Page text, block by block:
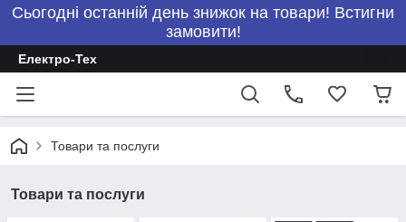
Сьогодні останній день знижок на товари! Встигни
замовити!
Електро-Тех
Товари та послуги
Товари та послуги